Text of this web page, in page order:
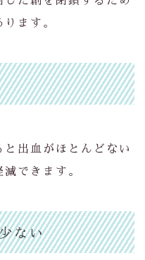
ます。
出血がほとんどない
できます。
ない